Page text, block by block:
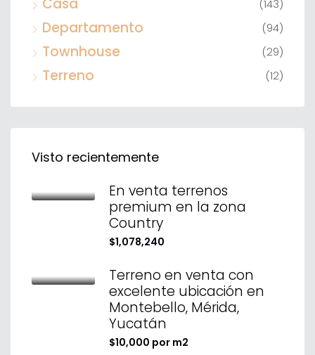
(143)
Departamento (94)
Townhouse (29)
Terreno (12)
Visto recientemente
En venta terrenos
premium en la zona
Country
$1,078,240
Terreno en venta con
excelente ubicación en
Montebello, Mérida,
Yucatán
$10,000 por m2